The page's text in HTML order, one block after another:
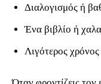
Διαλογισμός ή
Ένα βιβλίο ή
Λιγότερος